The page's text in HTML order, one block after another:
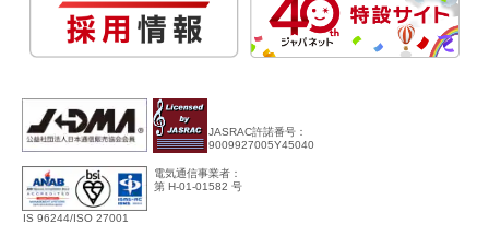
JASRAC許諾番号：
9009927005Y45040
IS 96244/ISO 27001
電気通信事業者：
第 H-01-01582 号